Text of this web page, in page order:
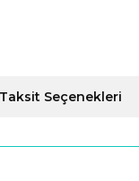
Taksit Seçenekleri